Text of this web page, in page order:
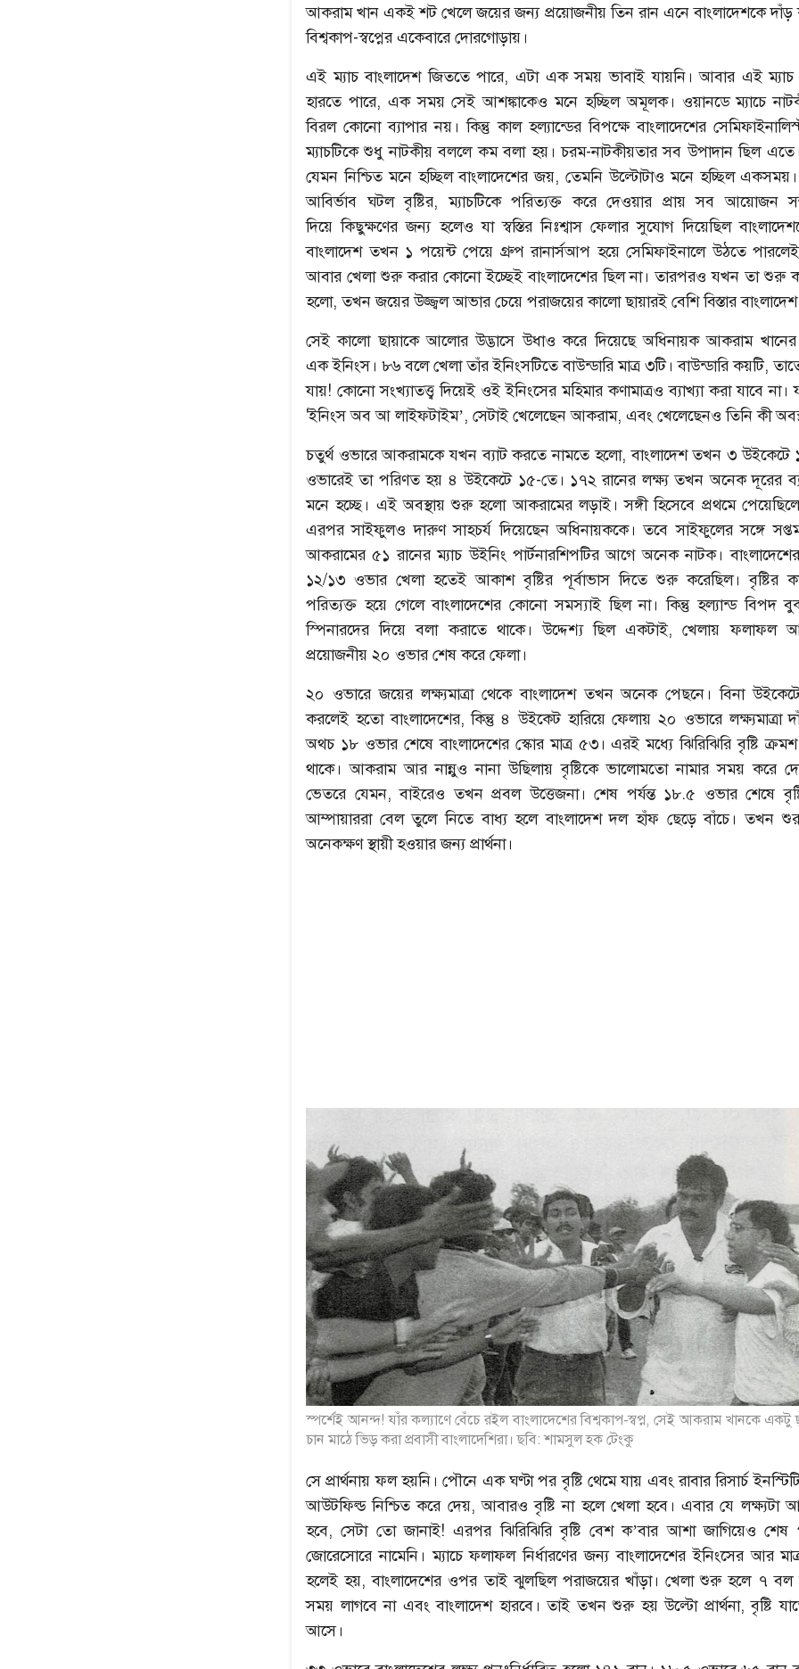
আকরাম খান একই শট খেলে জয়ের জন্য প্রয়োজনীয় তিন রান এনে বাংলাদেশকে দাঁড়
বিশ্বকাপ-স্বপ্নের একেবারে দোরগোড়ায়।
এই ম্যাচ বাংলাদেশ জিততে পারে, এটা এক সময় ভাবাই যায়নি। আবার এই ম্যাচ
হারতে পারে, এক সময় সেই আশঙ্কাকেও মনে হচ্ছিল অমূলক। ওয়ানডে ম্যাচে
বিরল কোনো ব্যাপার নয়। কিন্তু কাল হল্যান্ডের বিপক্ষে বাংলাদেশের
ম্যাচটিকে শুধু নাটকীয় বললে কম বলা হয়। চরম-নাটকীয়তার সব উপাদান ছিল
যেমন নিশ্চিত মনে হচ্ছিল বাংলাদেশের জয়, তেমনি উল্টোটাও মনে হচ্ছিল
আবির্ভাব ঘটল বৃষ্টির, ম্যাচটিকে পরিত্যক্ত করে দেওয়ার প্রায় সব আয়োজন
দিয়ে কিছুক্ষণের জন্য হলেও যা স্বস্তির নিঃশ্বাস ফেলার সুযোগ দিয়েছিল
বাংলাদেশ তখন ১ পয়েন্ট পেয়ে গ্রুপ রানার্সআপ হয়ে সেমিফাইনালে উঠতে
আবার খেলা শুরু করার কোনো ইচ্ছেই বাংলাদেশের ছিল না। তারপরও যখন তা শুরু
হলো, তখন জয়ের উজ্জ্বল আভার চেয়ে পরাজয়ের কালো ছায়ারই বেশি বিস্তার বাংলাদেশ
সেই কালো ছায়াকে আলোর উদ্ভাসে উধাও করে দিয়েছে অধিনায়ক আকরাম
এক ইনিংস। ৮৬ বলে খেলা তাঁর ইনিংসটিতে বাউন্ডারি মাত্র ৩টি। বাউন্ডারি কয়টি,
যায়! কোনো সংখ্যাতত্ত্ব দিয়েই ওই ইনিংসের মহিমার কণামাত্রও ব্যাখ্যা করা যাবে না।
'ইনিংস অব আ লাইফটাইম’, সেটাই খেলেছেন আকরাম, এবং খেলেছেনও তিনি কী
চতুর্থ ওভারে আকরামকে যখন ব্যাট করতে নামতে হলো, বাংলাদেশ তখন ৩ উইকেটে
ওভারেই তা পরিণত হয় ৪ উইকেটে ১৫-তে। ১৭২ রানের লক্ষ্য তখন অনেক দূরের
মনে হচ্ছে। এই অবস্থায় শুরু হলো আকরামের লড়াই। সঙ্গী হিসেবে প্রথমে
এরপর সাইফুলও দারুণ সাহচর্য দিয়েছেন অধিনায়ককে। তবে সাইফুলের সঙ্গে
আকরামের ৫১ রানের ম্যাচ উইনিং পার্টনারশিপটির আগে অনেক নাটক।
১২/১৩ ওভার খেলা হতেই আকাশ বৃষ্টির পূর্বাভাস দিতে শুরু করেছিল। বৃষ্টির
পরিত্যক্ত হয়ে গেলে বাংলাদেশের কোনো সমস্যাই ছিল না। কিন্তু হল্যান্ড বিপদ
স্পিনারদের দিয়ে বলা করাতে থাকে। উদ্দেশ্য ছিল একটাই, খেলায় ফলাফল
প্রয়োজনীয় ২০ ওভার শেষ করে ফেলা।
২০ ওভারে জয়ের লক্ষ্যমাত্রা থেকে বাংলাদেশ তখন অনেক পেছনে। বিনা
করলেই হতো বাংলাদেশের, কিন্তু ৪ উইকেট হারিয়ে ফেলায় ২০ ওভারে লক্ষ্যমাত্রা
অথচ ১৮ ওভার শেষে বাংলাদেশের স্কোর মাত্র ৫৩। এরই মধ্যে ঝিরিঝিরি বৃষ্টি
থাকে। আকরাম আর নান্নুও নানা উছিলায় বৃষ্টিকে ভালোমতো নামার সময় করে
ভেতরে যেমন, বাইরেও তখন প্রবল উত্তেজনা। শেষ পর্যন্ত ১৮.৫ ওভার শেষে
আম্পায়াররা বেল তুলে নিতে বাধ্য হলে বাংলাদেশ দল হাঁফ ছেড়ে বাঁচে। তখন
অনেকক্ষণ স্থায়ী হওয়ার জন্য প্রার্থনা।
স্পর্শেই আনন্দ! যাঁর কল্যাণে বেঁচে রইল বাংলাদেশের বিশ্বকাপ-স্বপ্ন, সেই আকরাম খানকে একটু
চান মাঠে ভিড় করা প্রবাসী বাংলাদেশিরা। ছবি: শামসুল হক টেংকু
সে প্রার্থনায় ফল হয়নি। পৌনে এক ঘণ্টা পর বৃষ্টি থেমে যায় এবং রাবার রিসার্চ
আউটফিল্ড নিশ্চিত করে দেয়, আবারও বৃষ্টি না হলে খেলা হবে। এবার যে লক্ষ্যটা
হবে, সেটা তো জানাই! এরপর ঝিরিঝিরি বৃষ্টি বেশ ক’বার আশা জাগিয়েও শেষ
জোরেসোরে নামেনি। ম্যাচে ফলাফল নির্ধারণের জন্য বাংলাদেশের ইনিংসের আর
হলেই হয়, বাংলাদেশের ওপর তাই ঝুলছিল পরাজয়ের খাঁড়া। খেলা শুরু হলে ৭ বল
সময় লাগবে না এবং বাংলাদেশ হারবে। তাই তখন শুরু হয় উল্টো প্রার্থনা, বৃষ্টি
আসে।
নেপথ্যের মাশরাফি আশরাফুলের কাছে খোলা চিঠি